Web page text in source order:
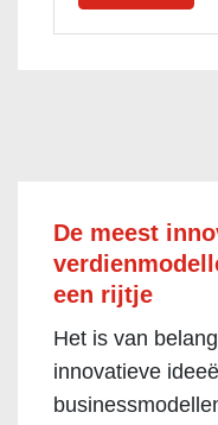
De meest
een rijtje
Het is van
innovatieve